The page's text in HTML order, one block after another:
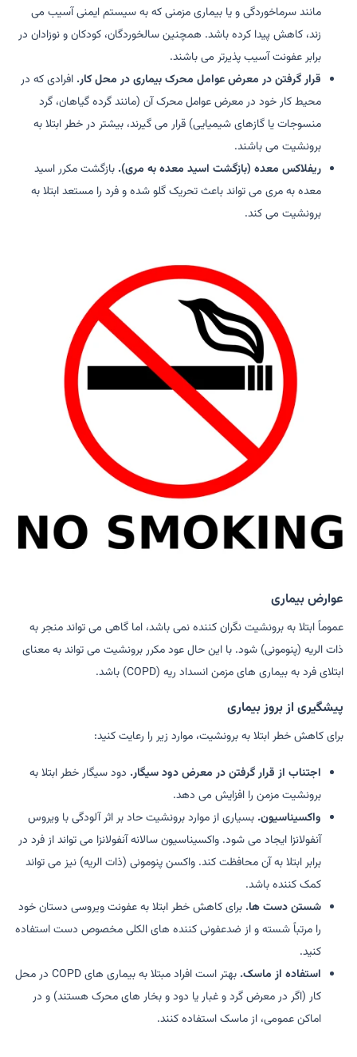
مانند سرماخوردگی و یا بیماری مزمنی که به سیستم ایمنی آسیب می
زند، کاهش پیدا کرده باشد. همچنین سالخوردگان، کودکان و نوزادان در
برابر عفونت آسیب پذیرتر می باشند.
قرار گرفتن در معرض عوامل محرک بیماری در محل کار. افرادی که در
محیط کار خود در معرض عوامل محرک آن (مانند گرده گیاهان، گرد
منسوجات یا گازهای شیمیایی) قرار می گیرند، بیشتر در خطر ابتلا به
برونشیت می باشند.
ریفلاکس معده (بازگشت اسید معده به مری). بازگشت مکرر اسید
معده به مری می تواند باعث تحریک گلو شده و فرد را مستعد ابتلا به
برونشیت می کند.
عوارض بیماری
عموماً ابتلا به برونشیت نگران کننده نمی باشد، اما گاهی می تواند منجر به
ذات الریه (پنومونی) شود. با این حال عود مکرر برونشیت می تواند به معنای
ابتلای فرد به بیماری های مزمن انسداد ریه (COPD) باشد.
پیشگیری از بروز بیماری
برای کاهش خطر ابتلا به برونشیت، موارد زیر را رعایت کنید:
اجتناب از قرار گرفتن در معرض دود سیگار. دود سیگار خطر ابتلا به
برونشیت مزمن را افزایش می دهد.
واکسیناسیون. بسیاری از موارد برونشیت حاد بر اثر آلودگی با ویروس
آنفولانزا ایجاد می شود. واکسیناسیون سالانه آنفولانزا می تواند از فرد در
برابر ابتلا به آن محافظت کند. واکسن پنومونی (ذات الریه) نیز می تواند
کمک کننده باشد.
شستن دست ها. برای کاهش خطر ابتلا به عفونت ویروسی دستان خود
را مرتباً شسته و از ضدعفونی کننده های الکلی مخصوص دست استفاده
کنید.
استفاده از ماسک.
بهتر است افراد مبتلا به بیماری های COPD در محل
کار (اگر در معرض گرد و غبار یا دود و بخار های محرک هستند) و در
اماکن عمومی، از ماسک استفاده کنند.